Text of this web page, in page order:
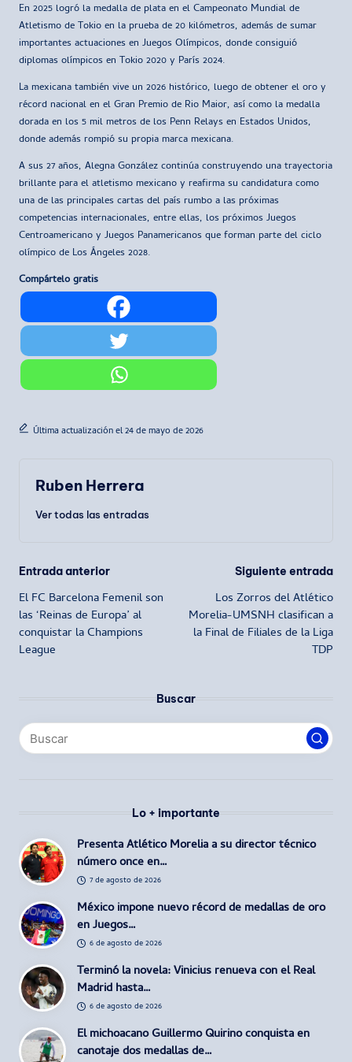
En 2025 logró la medalla de plata en el Campeonato Mundial de
Atletismo de Tokio en la prueba de 20 kilómetros, además de sumar
importantes actuaciones en Juegos Olímpicos, donde consiguió
diplomas olímpicos en Tokio 2020 y París 2024.
La mexicana también vive un 2026 histórico, luego de obtener el oro y
récord nacional en el Gran Premio de Rio Maior, así como la medalla
dorada en los 5 mil metros de los Penn Relays en Estados Unidos,
donde además rompió su propia marca mexicana.
A sus 27 años, Alegna González continúa construyendo una trayectoria
brillante para el atletismo mexicano y reafirma su candidatura como
una de las principales cartas del país rumbo a las próximas
competencias internacionales, entre ellas, los próximos Juegos
Centroamericano y Juegos Panamericanos que forman parte del ciclo
olímpico de Los Ángeles 2028.
Compártelo gratis
Última actualización el 24 de mayo de 2026
Ruben Herrera
Ver todas las entradas
Navegación
de
entradas
Entrada anterior
El FC Barcelona Femenil son
las ‘Reinas de Europa’ al
conquistar la Champions
League
Siguiente entrada
Los Zorros del Atlético
Morelia-UMSNH clasifican a
la Final de Filiales de la Liga
TDP
Buscar
Lo + importante
Presenta Atlético Morelia a su director técnico
número once en…
7 de agosto de 2026
México impone nuevo récord de medallas de oro
en Juegos…
6 de agosto de 2026
Terminó la novela: Vinicius renueva con el Real
Madrid hasta…
6 de agosto de 2026
El michoacano Guillermo Quirino conquista en
canotaje dos medallas de…